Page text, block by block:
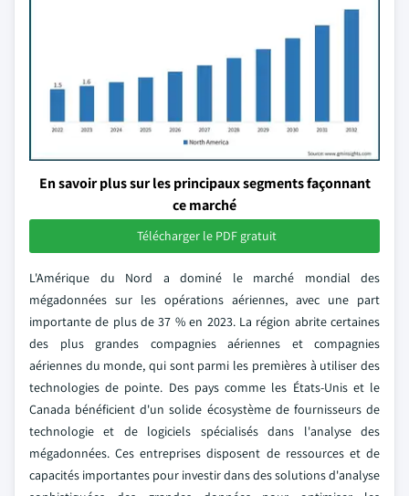
En savoir plus sur les principaux segments façonnant
ce marché
Télécharger le PDF gratuit
L'Amérique du Nord a dominé le marché mondial des
mégadonnées sur les opérations aériennes, avec une part
importante de plus de 37 % en 2023. La région abrite certaines
des plus grandes compagnies aériennes et compagnies
aériennes du monde, qui sont parmi les premières à utiliser des
technologies de pointe. Des pays comme les États-Unis et le
Canada bénéficient d'un solide écosystème de fournisseurs de
technologie et de logiciels spécialisés dans l'analyse des
mégadonnées. Ces entreprises disposent de ressources et de
capacités importantes pour investir dans des solutions d'analyse